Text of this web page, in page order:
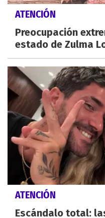
ATENCIÓN
Preocupación
estado de Zulma
ATENCIÓN
Escándalo total: